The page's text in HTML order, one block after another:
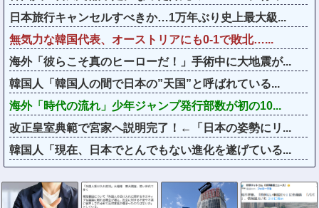
日本旅行キャンセルすべきか…1万年ぶり史上最大級...
無気力な韓国代表、オーストリアにも0-1で敗北…...
海外「彼らこそ真のヒーローだ！」手術中に大地震が...
韓国人「韓国人の間で日本の”天国”と呼ばれている...
海外「時代の流れ」少年ジャンプ発行部数が初の10...
改正皇室典範で宮家へ説明完了！←「日本の姿勢にリ...
韓国人「現在、日本でとんでもない進化を遂げている...